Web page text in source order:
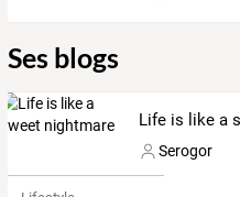
Ses blogs
Serogor